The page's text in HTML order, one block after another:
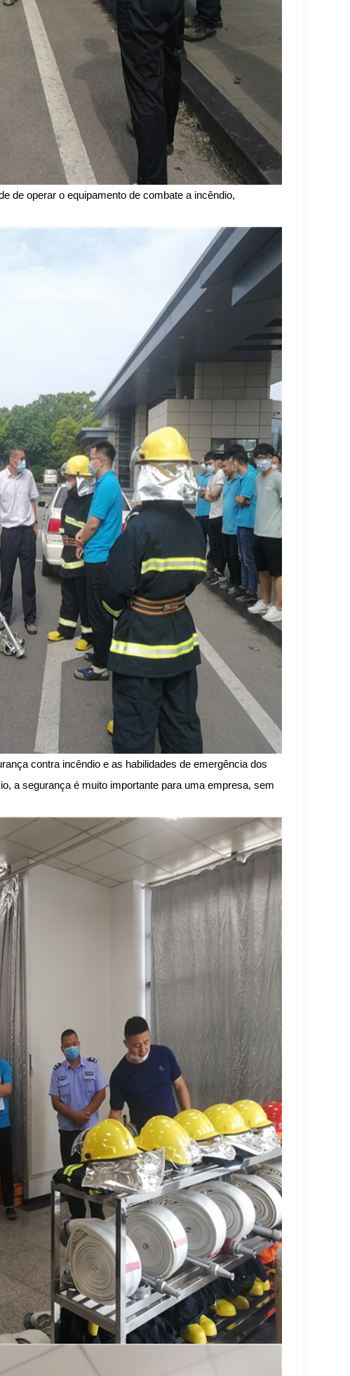
de operar o equipamento de combate a incêndio,
contra incêndio e as habilidades de emergência dos
a segurança é muito importante para uma empresa, sem